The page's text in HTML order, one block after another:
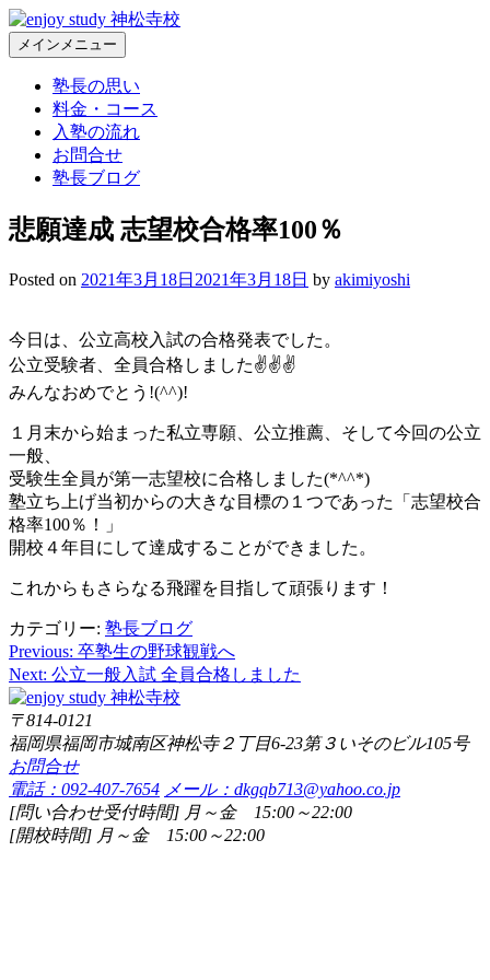
コ
ン
テ
プ
Enjoy Study 神松寺校 – 福岡市城南区神松寺の個別指導学習塾
福岡市城南区神松寺の個別指導学習塾。常に本気、常に熱血
の塾長が部活と勉強の両立を全力で応援します
メインメニュー
塾長の思い
料金・コース
入塾の流れ
お問合せ
塾長ブログ
悲願達成 志望校合格率100％
Posted on 2021年3月18日 2021年3月18日 by akimiyoshi
今日は、公立高校入試の合格発表でした。
公立受験者、全員合格しました✌✌✌
みんなおめでとう!(^^)!
１月末から始まった私立専願、公立推薦、そして今回の公立
一般、
受験生全員が第一志望校に合格しました(*^^*)
塾立ち上げ当初からの大きな目標の１つであった「志望校合
格率100％！」
開校４年目にして達成することができました。
これからもさらなる飛躍を目指して頑張ります！
カテゴリー: 塾長ブログ
投
稿
ナ
ビ
ゲ
ー
Previous: 卒塾生の野球観戦へ
Next: 公立一般入試 全員合格しました
〒814-0121
福岡県福岡市城南区神松寺２丁目6-23第３いそのビル105号
お問合せ
電話：092-407-7654 メール：dkgqb713@yahoo.co.jp
[問い合わせ受付時間] 月～金 15:00～22:00
[開校時間] 月～金 15:00～22:00